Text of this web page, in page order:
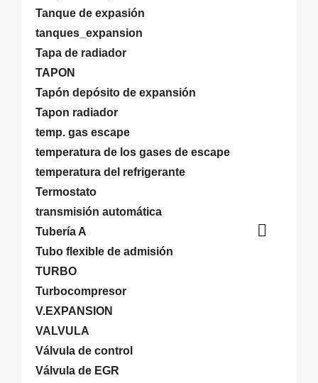
Tanque de expasión
tanques_expansion
Tapa de radiador
TAPON
Tapón depósito de expansión
Tapon radiador
temp. gas escape
temperatura de los gases de escape
temperatura del refrigerante
Termostato
transmisión automática
Tubería A

Tubo flexible de admisión
TURBO
Turbocompresor
V.EXPANSION
VALVULA
Válvula de control
Válvula de EGR